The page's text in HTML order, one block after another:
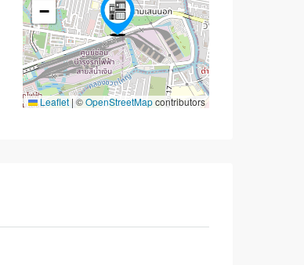
−
Leaflet | ©OpenStreetMapcontributors